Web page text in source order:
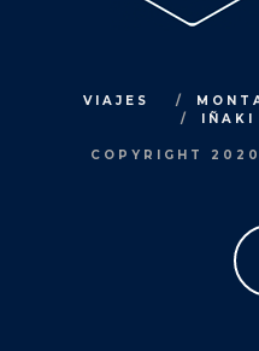
VIAJES
IÑAKI
COPYRIGHT